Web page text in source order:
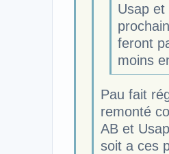
Usap et
feront
moins
Pau fait
remonté
AB et
soit a ces